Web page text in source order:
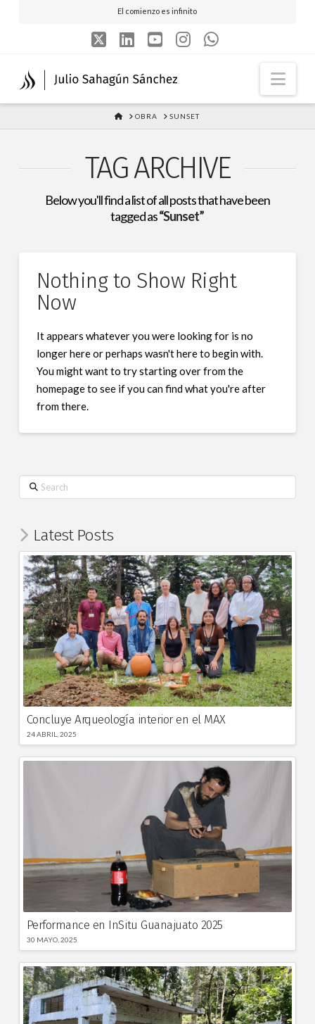
El comienzo es infinito
HOME
OBRA SUNSET
TAG ARCHIVE
Below you'll find a list of all posts that have been
tagged as“Sunset”
Nothing to Show Right
Now
It appears whatever you were looking for is no
longer here or perhaps wasn't here to begin with.
You might want to try starting over from the
homepage to see if you can find what you're after
from there.
Search
Latest Posts
Concluye Arqueología interior en el MAX
24 ABRIL, 2025
Performance en InSitu Guanajuato 2025
30 MAYO, 2025